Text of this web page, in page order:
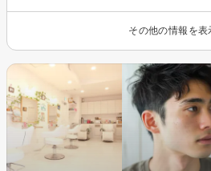
その他の情報を表